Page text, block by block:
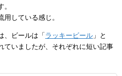
している感じ。
、ビールは「ラッキービール 」と
ていましたが、それぞれに短い記事